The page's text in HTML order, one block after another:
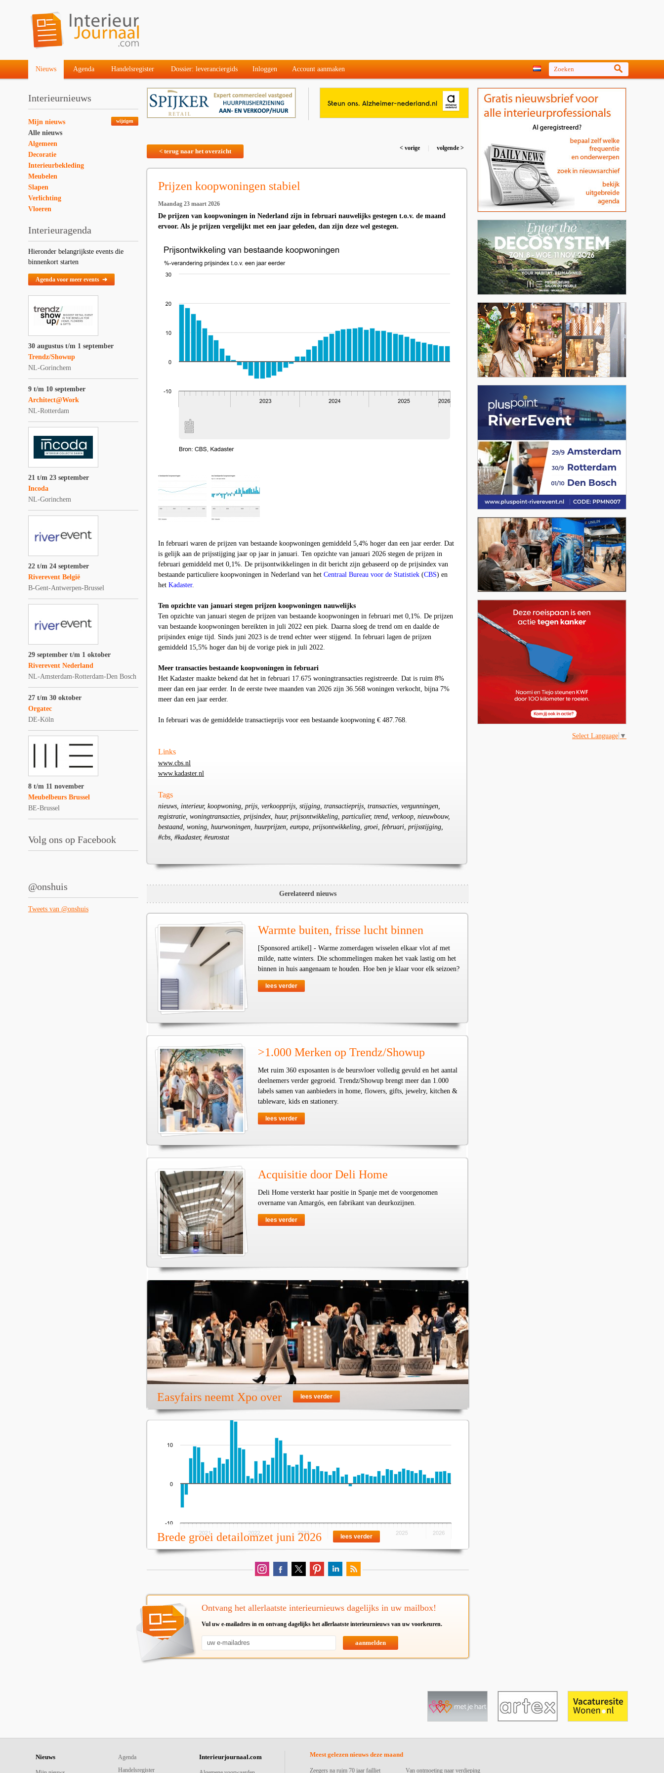
Nieuws Agenda Handelsregister Dossier: leveranciergids Inloggen Account aanmaken
Interieurnieuws
wijzigen
Mijn nieuws
Alle nieuws
Algemeen
Decoratie
Interieurbekleding
Meubelen
Slapen
Verlichting
Vloeren
Interieuragenda
Hieronder belangrijkste events die
binnenkort starten
Agenda voor meer events ➔
30 augustus t/m 1 september
Trendz/Showup
NL-Gorinchem
9 t/m 10 september
Architect@Work
NL-Rotterdam
21 t/m 23 september
Incoda
NL-Gorinchem
22 t/m 24 september
Riverevent België
B-Gent-Antwerpen-Brussel
29 september t/m 1 oktober
Riverevent Nederland
NL-Amsterdam-Rotterdam-Den Bosch
27 t/m 30 oktober
Orgatec
DE-Köln
8 t/m 11 november
Meubelbeurs Brussel
BE-Brussel
Volg ons op Facebook
@onshuis
Tweets van @onshuis
< terug naar het overzicht < vorige volgende >
Prijzen koopwoningen stabiel
Maandag 23 maart 2026
De prijzen van koopwoningen in Nederland zijn in februari nauwelijks gestegen t.o.v. de maand
ervoor. Als je prijzen vergelijkt met een jaar geleden, dan zijn deze wel gestegen.
In februari waren de prijzen van bestaande koopwoningen gemiddeld 5,4% hoger dan een jaar eerder. Dat
is gelijk aan de prijsstijging jaar op jaar in januari. Ten opzichte van januari 2026 stegen de prijzen in
februari gemiddeld met 0,1%. De prijsontwikkelingen in dit bericht zijn gebaseerd op de prijsindex van
bestaande particuliere koopwoningen in Nederland van het Centraal Bureau voor de Statistiek (CBS) en
het Kadaster.
Ten opzichte van januari stegen prijzen koopwoningen nauwelijks
Ten opzichte van januari stegen de prijzen van bestaande koopwoningen in februari met 0,1%. De prijzen
van bestaande koopwoningen bereikten in juli 2022 een piek. Daarna sloeg de trend om en daalde de
prijsindex enige tijd. Sinds juni 2023 is de trend echter weer stijgend. In februari lagen de prijzen
gemiddeld 15,5% hoger dan bij de vorige piek in juli 2022.
Meer transacties bestaande koopwoningen in februari
Het Kadaster maakte bekend dat het in februari 17.675 woningtransacties registreerde. Dat is ruim 8%
meer dan een jaar eerder. In de eerste twee maanden van 2026 zijn 36.568 woningen verkocht, bijna 7%
meer dan een jaar eerder.
In februari was de gemiddelde transactieprijs voor een bestaande koopwoning € 487.768.
Links
www.cbs.nl
www.kadaster.nl
Tags
nieuws, interieur, koopwoning, prijs, verkoopprijs, stijging, transactieprijs, transacties, vergunningen,
registratie, woningtransacties, prijsindex, huur, prijsontwikkeling, particulier, trend, verkoop, nieuwbouw,
bestaand, woning, huurwoningen, huurprijzen, europa, prijsontwikkeling, groei, februari, prijsstijging,
#cbs, #kadaster, #eurostat
Gerelateerd nieuws
Warmte buiten, frisse lucht binnen
[Sponsored artikel] - Warme zomerdagen wisselen elkaar vlot af met
milde, natte winters. Die schommelingen maken het vaak lastig om het
binnen in huis aangenaam te houden. Hoe ben je klaar voor elk seizoen?
lees verder
>1.000 Merken op Trendz/Showup
Met ruim 360 exposanten is de beursvloer volledig gevuld en het aantal
deelnemers verder gegroeid. Trendz/Showup brengt meer dan 1.000
labels samen van aanbieders in home, flowers, gifts, jewelry, kitchen &
tableware, kids en stationery.
lees verder
Acquisitie door Deli Home
Deli Home versterkt haar positie in Spanje met de voorgenomen
overname van Amargós, een fabrikant van deurkozijnen.
lees verder
Easyfairs neemt Xpo over lees verder
Brede groei detailomzet juni 2026 lees verder
Ontvang het allerlaatste interieurnieuws dagelijks in uw mailbox!
Vul uw e-mailadres in en ontvang dagelijks het allerlaatste interieurnieuws van uw voorkeuren.
aanmelden
Select Language ▼
Nieuws
Agenda
Handelsregister
Interieurjournaal.com Meest gelezen nieuws deze maand
Zeegers na ruim 70 jaar failliet Van ontmoeting naar verdieping